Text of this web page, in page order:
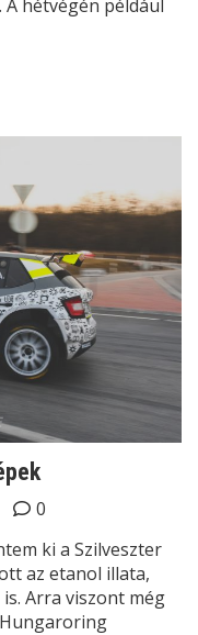
hétvégén például
0
ki a Szilveszter
az etanol illata,
Arra viszont még